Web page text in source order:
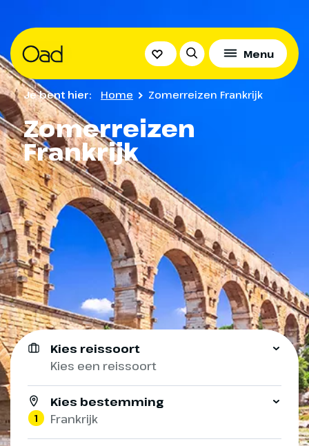
Menu
Zomerreizen
Frankrijk
Je bent hier: Home Zomerreizen Frankrijk
Kies reissoort
Kies een reissoort
Kies bestemming
1 Frankrijk